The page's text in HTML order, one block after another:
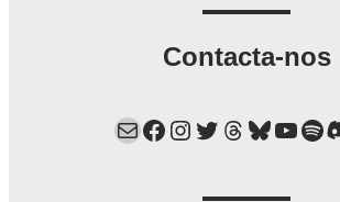
Contacta-nos
Mail Facebook Instagram Twitter Threads Bluesky YouTube Spotify Discord